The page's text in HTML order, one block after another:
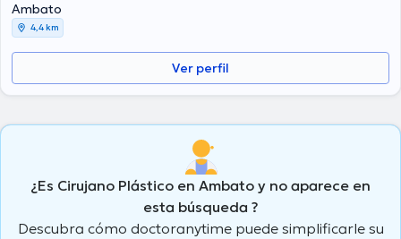
Ambato
4,4 km
Ver perfil
¿Es Cirujano Plástico en Ambato y no aparece en
esta búsqueda ?
Descubra cómo doctoranytime puede simplificarle su